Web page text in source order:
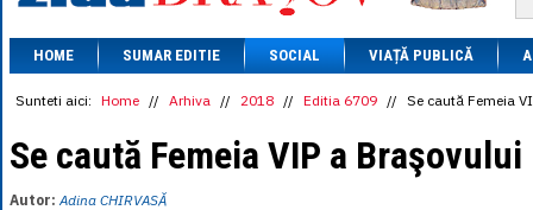
1 BGN= 2.5449
1 CAD= 3.1559
1 CHF= 5.2813
1 CNY= 0.6015
= 0.6668
1 EGP = 0.0860
1 HUF
HOME SUMAR EDITIE SOCIAL VIAȚĂ PUBLICĂ
Sunteti aici: Home // Arhiva // 2018 // Editia 6709 // Se caută Femeia
Se caută Femeia VIP a Braşovului
Autor:Adina CHIRVASĂ